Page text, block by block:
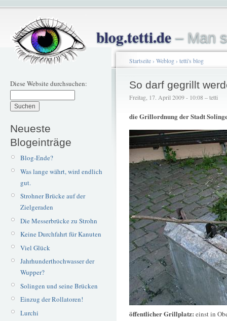
blog.tetti.de– Man
Diese Website durchsuchen:
Neueste
Blogeinträge
Blog-Ende?
Was lange währt, wird endlich
gut.
Strohner Brücke auf der
Zielgeraden
Die Messerbrücke zu Strohn
Keine Durchfahrt für Kanuten
Viel Glück
Jahrhunderthochwasser der
Wupper?
Solingen und seine Brücken
Einzug der Rollatoren!
Lurchi
Startseite› Weblog› tetti's blog
So darf gegrillt
Freitag, 17. April 2009 - 10:08 – tetti
die Grillordnung der Stadt
öffentlicher Grillplatz: einst in